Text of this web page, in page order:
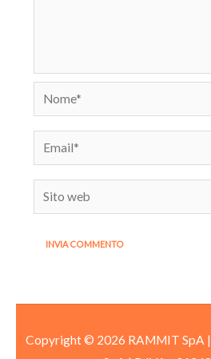
Nome*
Email*
Sito
web
Copyright © 2026 RAMMIT SpA